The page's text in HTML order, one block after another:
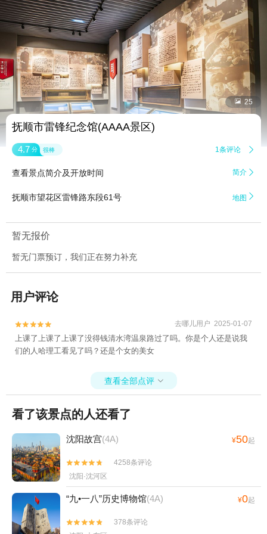
 25
抚顺市雷锋纪念馆(AAAA景区)
4.7 分 很棒 1条评论 
查看景点简介及开放时间 简介 
抚顺市望花区雷锋路东段61号 地图 
暂无报价
暂无门票预订，我们正在努力补充
用户评论

 去哪儿用户 2025-01-07
上课了上课了上课了没得钱清水湾温泉路过了吗。你是个人还是说我
们的人哈理工看见了吗？还是个女的美女
查看全部点评 
看了该景点的人还看了
沈阳故宫(4A) ¥50起


4258条评论
沈阳·沈河区
“九•一八”历史博物馆(4A) ¥0起


378条评论
